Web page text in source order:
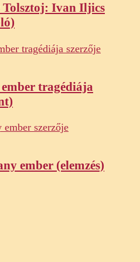
Ivan Iljics
tragédiája
ember (elemzés)